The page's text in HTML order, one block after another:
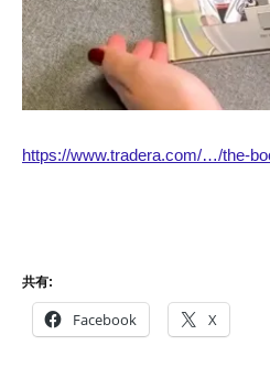
https://www.tradera.com/…/the-
共有:
Facebook X